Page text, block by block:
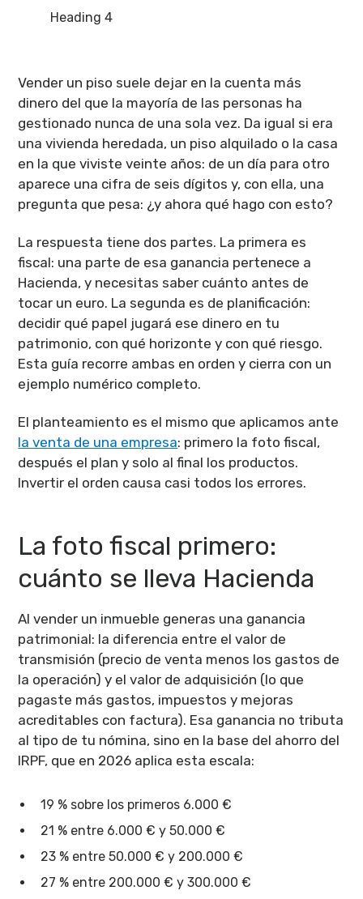
Heading 4
Vender un piso suele dejar en la cuenta más
dinero del que la mayoría de las personas ha
gestionado nunca de una sola vez. Da igual si era
una vivienda heredada, un piso alquilado o la casa
en la que viviste veinte años: de un día para otro
aparece una cifra de seis dígitos y, con ella, una
pregunta que pesa: ¿y ahora qué hago con esto?
La respuesta tiene dos partes. La primera es
fiscal: una parte de esa ganancia pertenece a
Hacienda, y necesitas saber cuánto antes de
tocar un euro. La segunda es de planificación:
decidir qué papel jugará ese dinero en tu
patrimonio, con qué horizonte y con qué riesgo.
Esta guía recorre ambas en orden y cierra con un
ejemplo numérico completo.
El planteamiento es el mismo que aplicamos ante
la venta de una empresa: primero la foto fiscal,
después el plan y solo al final los productos.
Invertir el orden causa casi todos los errores.
La foto fiscal primero:
cuánto se lleva Hacienda
Al vender un inmueble generas una ganancia
patrimonial: la diferencia entre el valor de
transmisión (precio de venta menos los gastos de
la operación) y el valor de adquisición (lo que
pagaste más gastos, impuestos y mejoras
acreditables con factura). Esa ganancia no tributa
al tipo de tu nómina, sino en la base del ahorro del
IRPF, que en 2026 aplica esta escala:
19 % sobre los primeros 6.000 €
21 % entre 6.000 € y 50.000 €
23 % entre 50.000 € y 200.000 €
27 % entre 200.000 € y 300.000 €